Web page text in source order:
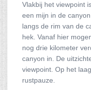
Vlakbij het viewpoint
een mijn in de
langs de rim van de
hek. Vanaf hier
nog drie kilometer
canyon in. De
viewpoint. Op het
rustpauze.